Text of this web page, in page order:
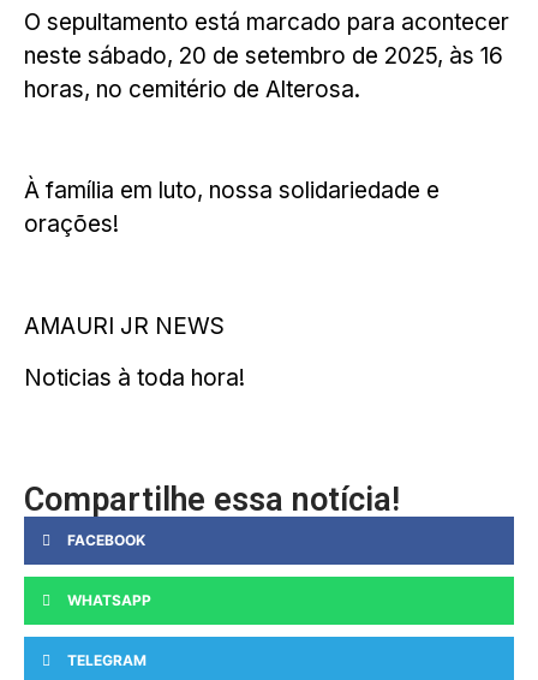
O sepultamento está marcado para acontecer
neste sábado, 20 de setembro de 2025, às 16
horas, no cemitério de Alterosa.
À família em luto, nossa solidariedade e
orações!
AMAURI JR NEWS
Noticias à toda hora!
Compartilhe essa notícia!
FACEBOOK
WHATSAPP
TELEGRAM